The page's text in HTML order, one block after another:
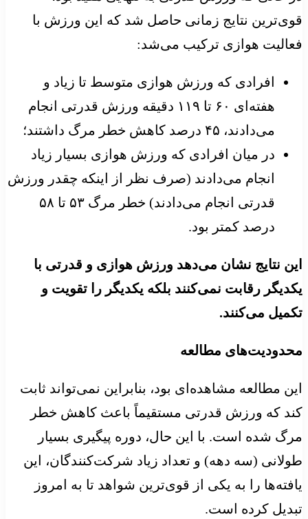
قوی‌ترین نتایج زمانی حاصل شد که این ورزش با
فعالیت هوازی ترکیب می‌شد:
افرادی که ورزش هوازی متوسط تا زیاد و
هفته‌ای ۶۰ تا ۱۱۹ دقیقه ورزش قدرتی انجام
می‌دادند، ۴۵ درصد کاهش خطر مرگ داشتند؛
در میان افرادی که ورزش هوازی بسیار زیاد
انجام می‌دادند (صرف نظر از اینکه چقدر ورزش
قدرتی انجام می‌دادند) خطر مرگ ۵۳ تا ۵۸
درصد کمتر بود.
این نتایج نشان می‌دهد ورزش هوازی و قدرتی با
یکدیگر رقابت نمی‌کنند بلکه یکدیگر را تقویت و
تکمیل می‌کنند.
محدودیت‌های مطالعه
این مطالعه مشاهده‌ای بود، بنابراین نمی‌تواند ثابت
کند که ورزش قدرتی مستقیماً باعث کاهش خطر
مرگ شده است. با این حال، دوره پیگیری بسیار
طولانی (سه دهه) و تعداد زیاد شرکت‌کنندگان، این
یافته‌ها را به یکی از قوی‌ترین شواهد تا به امروز
تبدیل کرده است.